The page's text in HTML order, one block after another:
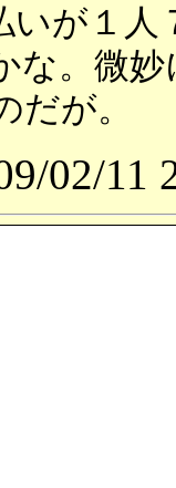
が１人
な。微
だが。
02/11